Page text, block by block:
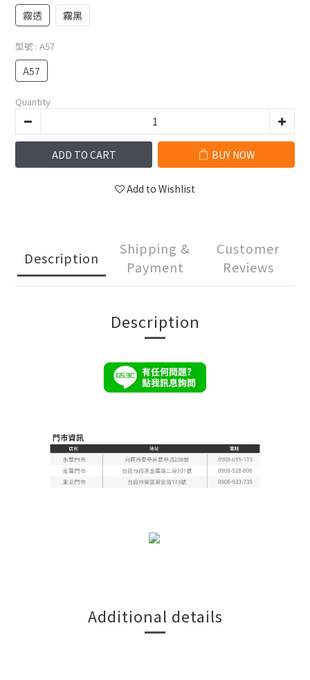
霧透 霧黑
型號 : A57
A57
Quantity
ADD TO CART BUY NOW
Add to Wishlist
Description
Shipping &
Payment
Customer
Reviews
Description
Additional details